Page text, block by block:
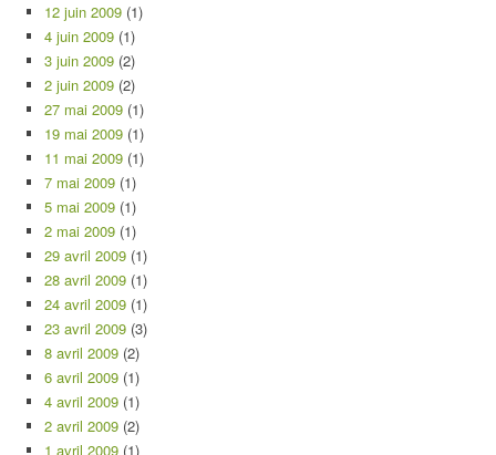
12 juin 2009 (1)
4 juin 2009 (1)
3 juin 2009 (2)
2 juin 2009 (2)
27 mai 2009 (1)
19 mai 2009 (1)
11 mai 2009 (1)
7 mai 2009 (1)
5 mai 2009 (1)
2 mai 2009 (1)
29 avril 2009 (1)
28 avril 2009 (1)
24 avril 2009 (1)
23 avril 2009 (3)
8 avril 2009 (2)
6 avril 2009 (1)
4 avril 2009 (1)
2 avril 2009 (2)
1 avril 2009 (1)